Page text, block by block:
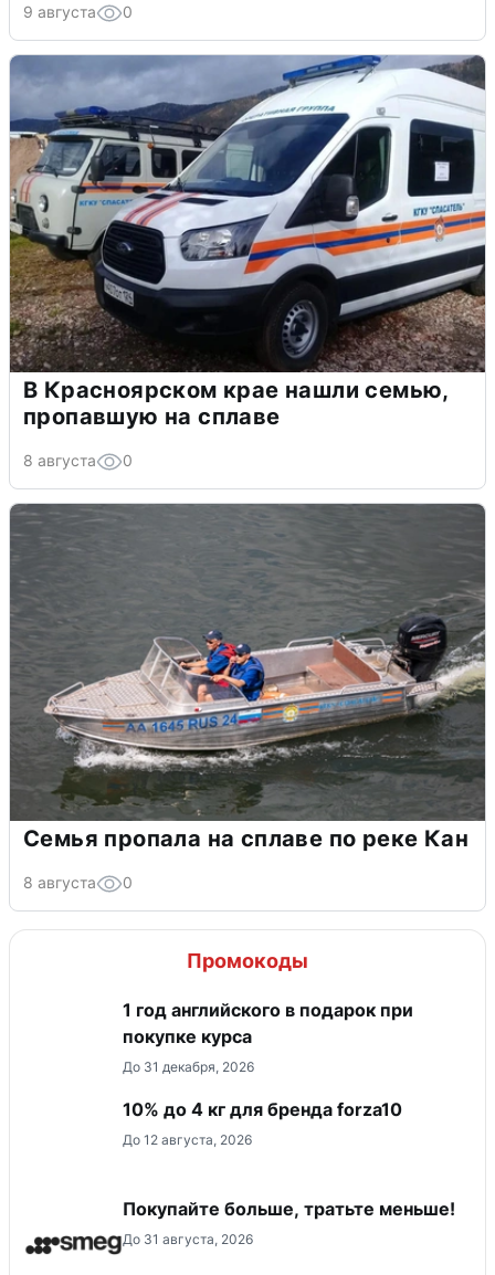
9 августа 0
В Красноярском крае нашли семью,
пропавшую на сплаве
8 августа 0
Семья пропала на сплаве по реке Кан
8 августа 0
Промокоды
1 год английского в подарок при
покупке курса
До 31 декабря, 2026
10% до 4 кг для бренда forza10
До 12 августа, 2026
Покупайте больше, тратьте меньше!
До 31 августа, 2026